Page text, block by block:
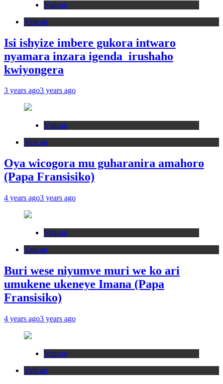
Vatican
Vatican
Isi ishyize imbere gukora intwaro
nyamara inzara igenda irushaho
kwiyongera
3 years ago3 years ago
Vatican
Vatican
Oya wicogora mu guharanira amahoro
(Papa Fransisiko)
4 years ago3 years ago
Vatican
Vatican
Buri wese niyumve muri we ko ari
umukene ukeneye Imana (Papa
Fransisiko)
4 years ago3 years ago
Vatican
Vatican